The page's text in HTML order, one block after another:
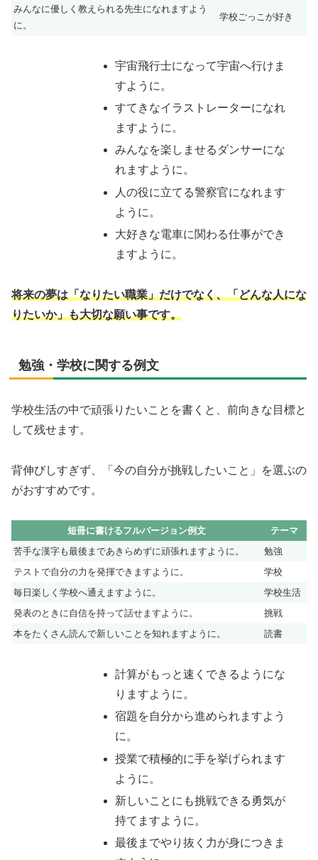
みんなに優しく教えられる先生になれますよう
に。
学校ごっこが好き
宇宙飛行士になって宇宙へ行けま
すように。
すてきなイラストレーターになれ
ますように。
みんなを楽しませるダンサーにな
れますように。
人の役に立てる警察官になれます
ように。
大好きな電車に関わる仕事ができ
ますように。
将来の夢は「なりたい職業」だけでなく、「どんな人にな
りたいか」も大切な願い事です。
勉強・学校に関する例文
学校生活の中で頑張りたいことを書くと、前向きな目標と
して残せます。
背伸びしすぎず、「今の自分が挑戦したいこと」を選ぶの
がおすすめです。
短冊に書けるフルバージョン例文
テーマ
苦手な漢字も最後まであきらめずに頑張れますように。
勉強
テストで自分の力を発揮できますように。
学校
毎日楽しく学校へ通えますように。
学校生活
発表のときに自信を持って話せますように。
挑戦
本をたくさん読んで新しいことを知れますように。
読書
計算がもっと速くできるようにな
りますように。
宿題を自分から進められますよう
に。
授業で積極的に手を挙げられます
ように。
新しいことにも挑戦できる勇気が
持てますように。
最後までやり抜く力が身につきま